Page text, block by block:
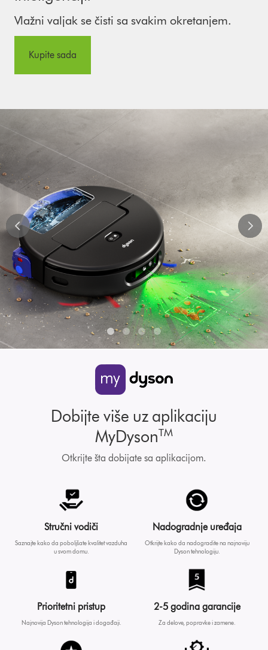
Vlažni valjak se čisti sa svakim okretanjem.
Kupite sada
Dobijte više uz aplikaciju
MyDysonTM
Otkrijte šta dobijate sa aplikacijom.
Stručni vodiči
Saznajte kako da poboljšate kvalitet vazduha
u svom domu.
Nadogradnje uređaja
Otkrijte kako da nadogradite na najnoviju
Dyson tehnologiju.
Prioritetni pristup
Najnovija Dyson tehnologija i događaji.
2-5 godina garancije
Za delove, popravke i zamene.